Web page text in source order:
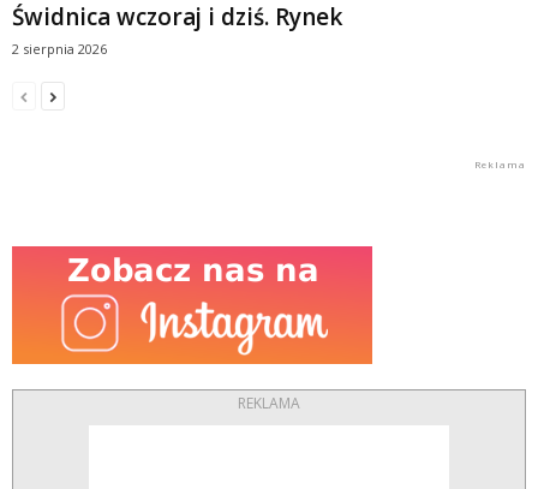
Świdnica wczoraj i dziś. Rynek
2 sierpnia 2026
REKLAMA